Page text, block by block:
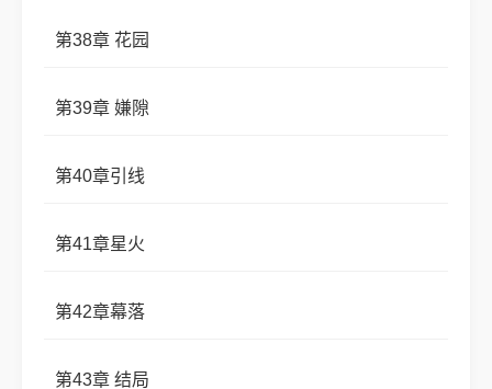
第38章 花园
第39章 嫌隙
第40章引线
第41章星火
第42章幕落
第43章 结局